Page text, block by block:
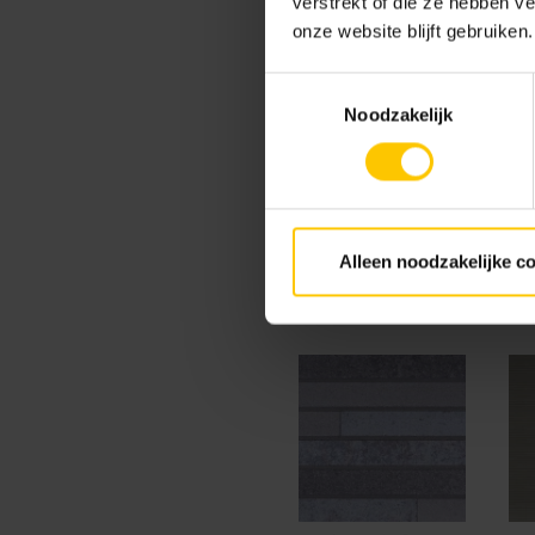
onze website blijft gebruiken.
Noodzakelijk
Alleen noodzakelijke
Exclusieve kleuren